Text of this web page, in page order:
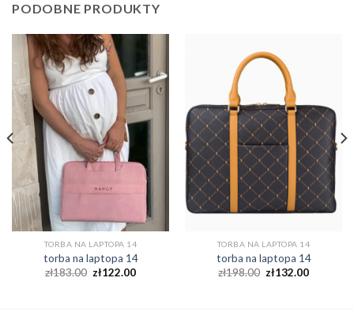
PODOBNE PRODUKTY
TORBA NA LAPTOPA 14
torba na laptopa 14
zł183.00 zł122.00
TORBA NA LAPTOPA 14
torba na laptopa 14
zł198.00 zł132.00